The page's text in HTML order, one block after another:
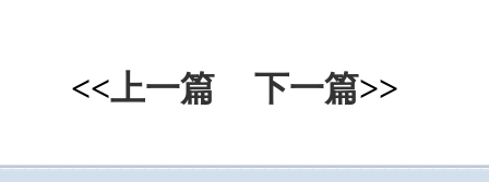
<<上一篇 下一篇>>